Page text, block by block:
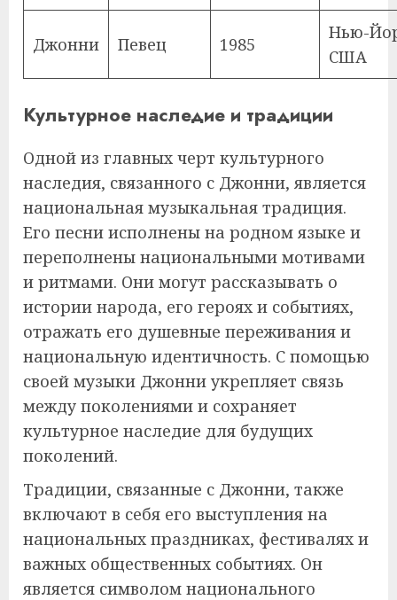
Джонни Певец 1985
Нью-
США
Культурное наследие и традиции
Одной из главных черт культурного
наследия, связанного с Джонни, является
национальная музыкальная традиция.
Его песни исполнены на родном языке и
переполнены национальными мотивами
и ритмами. Они могут рассказывать о
истории народа, его героях и событиях,
отражать его душевные переживания и
национальную идентичность. С помощью
своей музыки Джонни укрепляет связь
между поколениями и сохраняет
культурное наследие для будущих
поколений.
Традиции, связанные с Джонни, также
включают в себя его выступления на
национальных праздниках, фестивалях и
важных общественных событиях. Он
является символом национального